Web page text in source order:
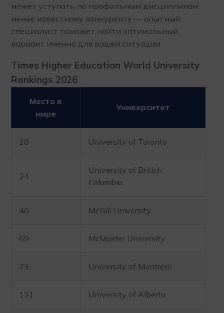
может уступать по профильным дисциплинам
менее известному конкуренту — опытный
специалист поможет найти оптимальный
вариант именно для вашей ситуации.
Times Higher Education World University
Rankings 2026
Место в
мире
Университет
18 University of Toronto
34
University of British
Columbia
40 McGill University
69 McMaster University
73 University of Montreal
131 University of Alberta